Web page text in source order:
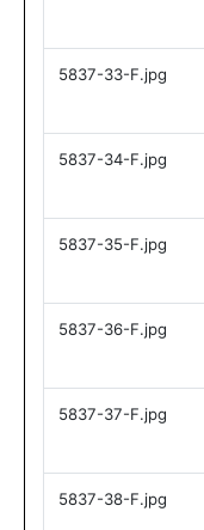
5837-33-F.jpg
5837-34-F.jpg
5837-35-F.jpg
5837-36-F.jpg
5837-37-F.jpg
5837-38-F.jpg